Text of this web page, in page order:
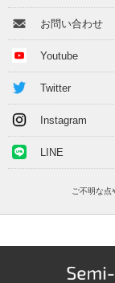
お問い合わせ
Youtube
Twitter
Instagram
LINE
ご不明な点